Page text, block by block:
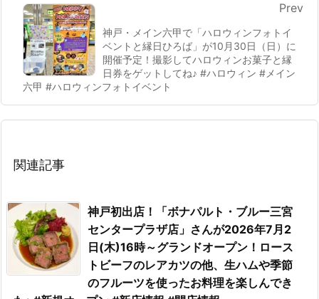
神戸・メイン六甲で「ハロウィンフォトイ
ベントと縁日ひろば」が10月30日（日）に
開催予定！撮影してハロウィンお菓子と縁
日券をゲットしてね♪ #ハロウィン #メイン
六甲 #ハロウィンフォトイベント
Prev
関連記事
神戸初出店！「ボナパルト・ブルー三宮
センタープラザ店」さんが2026年7月2
日(木)16時～グランドオープン！ロース
トビーフのレアカツの他、生ハムや季節
のフルーツを使ったお料理を楽しんでき